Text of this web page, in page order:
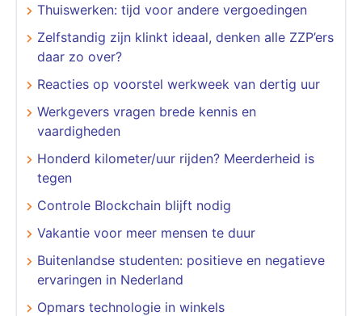
Thuiswerken: tijd voor andere vergoedingen
Zelfstandig zijn klinkt ideaal, denken alle ZZP’ers
daar zo over?
Reacties op voorstel werkweek van dertig uur
Werkgevers vragen brede kennis en
vaardigheden
Honderd kilometer/uur rijden? Meerderheid is
tegen
Controle Blockchain blijft nodig
Vakantie voor meer mensen te duur
Buitenlandse studenten: positieve en negatieve
ervaringen in Nederland
Opmars technologie in winkels